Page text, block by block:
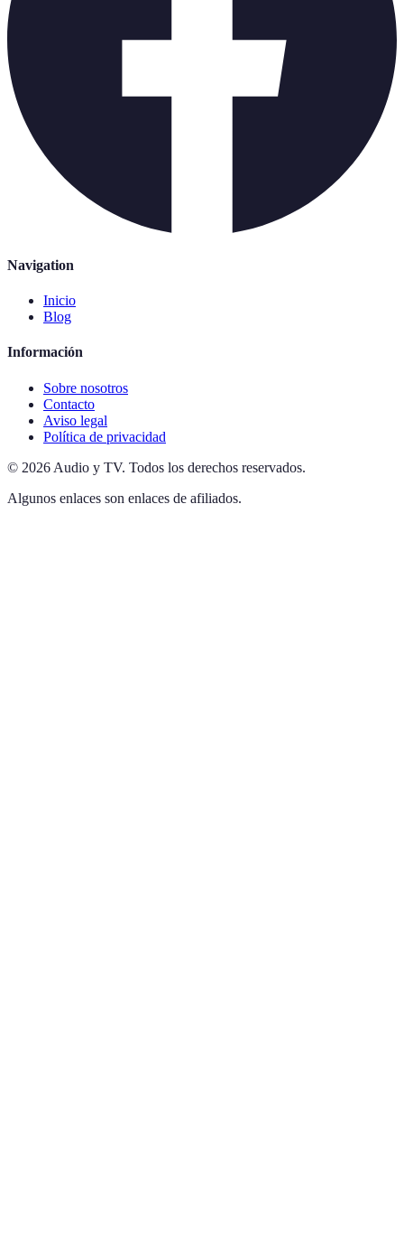
Navigation
Inicio
Blog
Información
Sobre nosotros
Contacto
Aviso legal
Política de privacidad
© 2026 Audio y TV. Todos los derechos reservados.
Algunos enlaces son enlaces de afiliados.